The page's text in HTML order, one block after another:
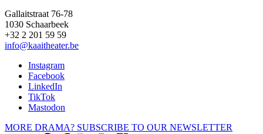
Gallaitstraat 76-78
1030 Schaarbeek
+32 2 201 59 59
info@kaaitheater.be
Instagram
Facebook
LinkedIn
TikTok
Mastodon
MORE DRAMA? SUBSCRIBE TO OUR NEWSLETTER